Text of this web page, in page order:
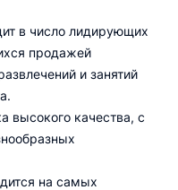
в число лидирующих
продажей
и занятий
высокого качества, с
на самых